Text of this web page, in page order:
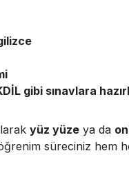
gibi sınavlara
yüz yüze ya da
süreciniz hem